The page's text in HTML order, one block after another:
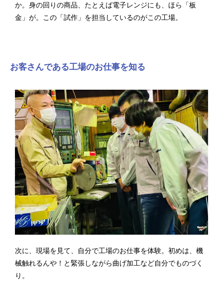
か。身の回りの商品、たとえば電子レンジにも、ほら「板
金」が。この「試作」を担当しているのがこの工場。
お客さんである工場のお仕事を知る
次に、現場を見て、自分で工場のお仕事を体験。初めは、機
械触れるんや！と緊張しながら曲げ加工など自分でものづく
り。